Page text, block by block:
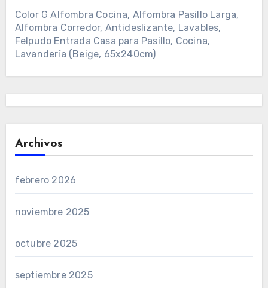
Color G Alfombra Cocina, Alfombra Pasillo Larga,
Alfombra Corredor, Antideslizante, Lavables,
Felpudo Entrada Casa para Pasillo, Cocina,
Lavandería (Beige, 65x240cm)
Archivos
febrero 2026
noviembre 2025
octubre 2025
septiembre 2025